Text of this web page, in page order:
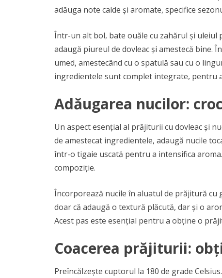
adăuga note calde și aromate, specifice
Într-un alt bol, bate ouăle cu zahărul și uleiul
adaugă piureul de dovleac și amestecă bine.
umed, amestecând cu o spatulă sau cu o
ingredientele sunt complet integrate, pentru
Adăugarea nucilor:
Un aspect esențial al prăjiturii cu dovleac și
de amestecat ingredientele, adaugă nucile
într-o tigaie uscată pentru a intensifica
compoziție.
Încorporează nucile în aluatul de prăjitură
doar că adaugă o textură plăcută, dar și o
Acest pas este esențial pentru a obține o
Coacerea prăjiturii:
Preîncălzește cuptorul la 180 de grade